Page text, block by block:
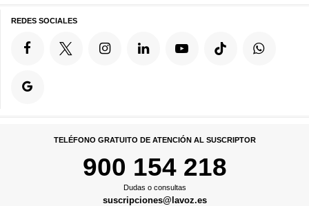
REDES SOCIALES
TELÉFONO GRATUITO DE ATENCIÓN AL SUSCRIPTOR
900 154 218
Dudas o consultas
suscripciones@lavoz.es